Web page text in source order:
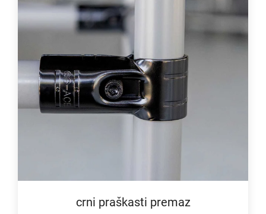
crni praškasti premaz